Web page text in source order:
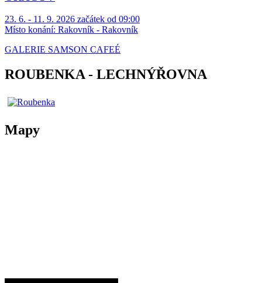
23. 6. - 11. 9. 2026 začátek od 09:00
Místo konání: Rakovník - Rakovník
GALERIE SAMSON CAFEÉ
ROUBENKA - LECHNÝŘOVNA
Mapy